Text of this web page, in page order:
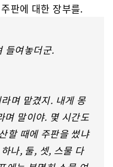
판에 대한 장부를.
들여놓더군.
며 맡겼지. 내게 몽
며 말이야. 몇 시간도
할 때에 주판을 썼냐
나, 둘, 셋, 스물 다